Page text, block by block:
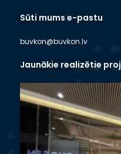
Sūti mums e-pastu
buvkon@buvkon.lv
Jaunākie realizētie